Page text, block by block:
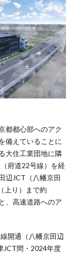
都都心部へのアク
備えていることに
大住工業団地に隣
府道22号線）を経
辺JCT（八幡京田
上り）まで約
、高速道路へのア
開通（八幡京田辺
JCT間・2024年度